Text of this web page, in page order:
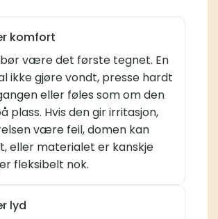
komfort
være det første tegnet. En
ikke gjøre vondt, presse hardt
eller føles som om den
plass. Hvis den gir irritasjon,
være feil, domen kan
eller materialet er kanskje
fleksibelt nok.
lyd